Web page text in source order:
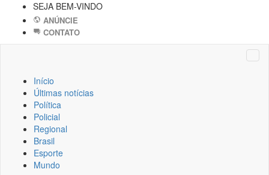
SEJA BEM-VINDO
ANÚNCIE
CONTATO
Início
Últimas notícias
Política
Policial
Regional
Brasil
Esporte
Mundo